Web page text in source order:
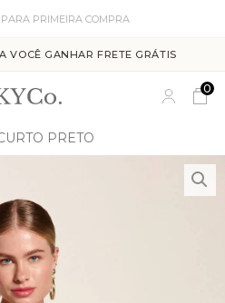
PRIMEIRA COMPRA
VOCÊ GANHAR FRETE GRÁTIS
0
PRETO